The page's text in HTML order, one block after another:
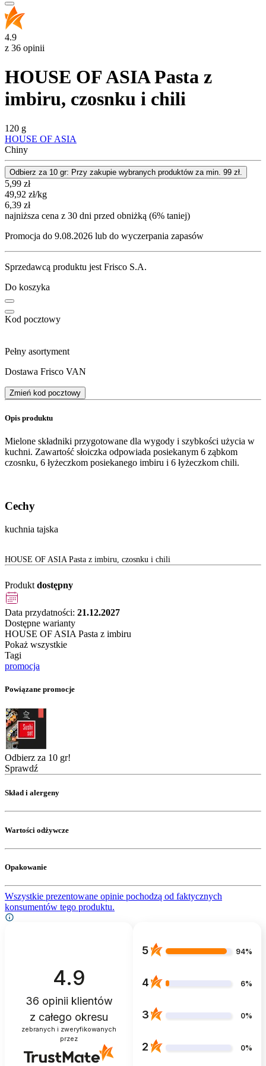
4.9
z 36 opinii
HOUSE OF ASIA Pasta z
imbiru, czosnku i chili
120 g
HOUSE OF ASIA
Chiny
Odbierz za 10 gr: Przy zakupie wybranych produktów za min. 99 zł.
Cena promocyjna
5,99 zł
49,92 zł/kg
6,39 zł
najniższa cena z 30 dni przed obniżką (6% taniej)
Promocja do 9.08.2026 lub do wyczerpania zapasów
Sprzedawcą produktu jest Frisco S.A.
Do koszyka
Kod pocztowy
Pełny asortyment
Dostawa Frisco VAN
Zmień kod pocztowy
Opis produktu
Mielone składniki przygotowane dla wygody i szybkości użycia w
kuchni. Zawartość słoiczka odpowiada posiekanym 6 ząbkom
czosnku, 6 łyżeczkom posiekanego imbiru i 6 łyżeczkom chili.
Cechy
kuchnia tajska
HOUSE OF ASIA Pasta z imbiru, czosnku i chili
Produkt dostępny
Data przydatności: 21.12.2027
Dostępne warianty
HOUSE OF ASIA Pasta z imbiru
Pokaż wszystkie
Tagi
promocja
Powiązane promocje
Odbierz za 10 gr!
Sprawdź
Skład i alergeny
Wartości odżywcze
Opakowanie
Wszystkie prezentowane opinie pochodzą od faktycznych
konsumentów tego produktu.
4.9
36 opinii klientów
z całego okresu
zebranych i zweryfikowanych
przez
5 94%
4 6%
3 0%
2 0%